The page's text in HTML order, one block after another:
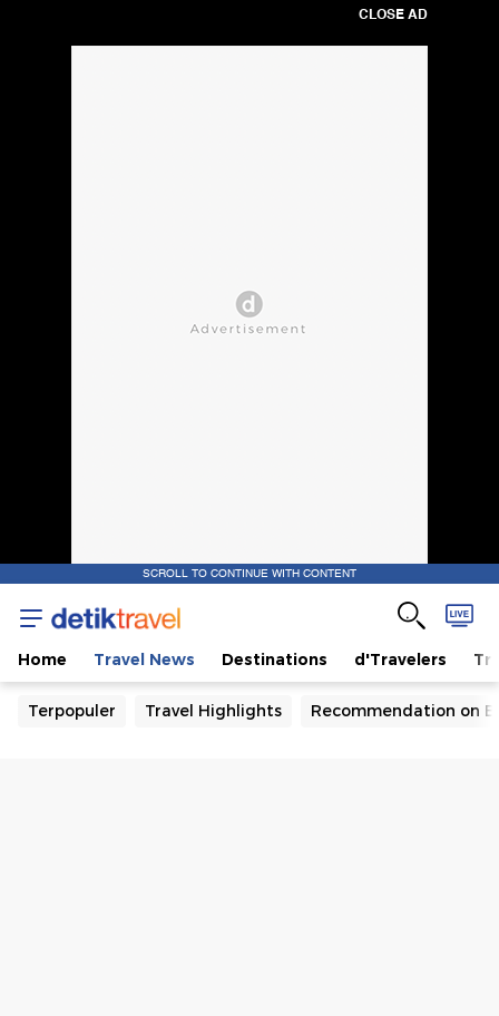
CLOSE AD
SCROLL TO CONTINUE WITH CONTENT
Home Travel News Destinations d'Travelers
Terpopuler Travel Highlights Recommendation on